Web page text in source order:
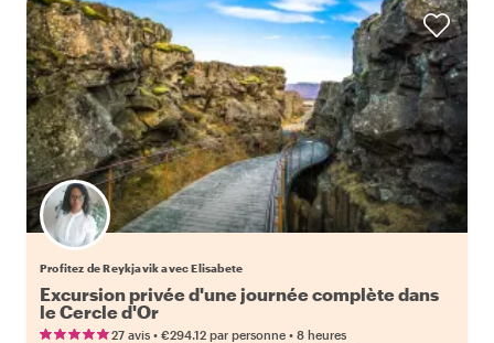
Profitez de Reykjavik avec Elisabete
Excursion privée d'une journée complète dans
le Cercle d'Or
27 avis • €294.12 par personne • 8 heures